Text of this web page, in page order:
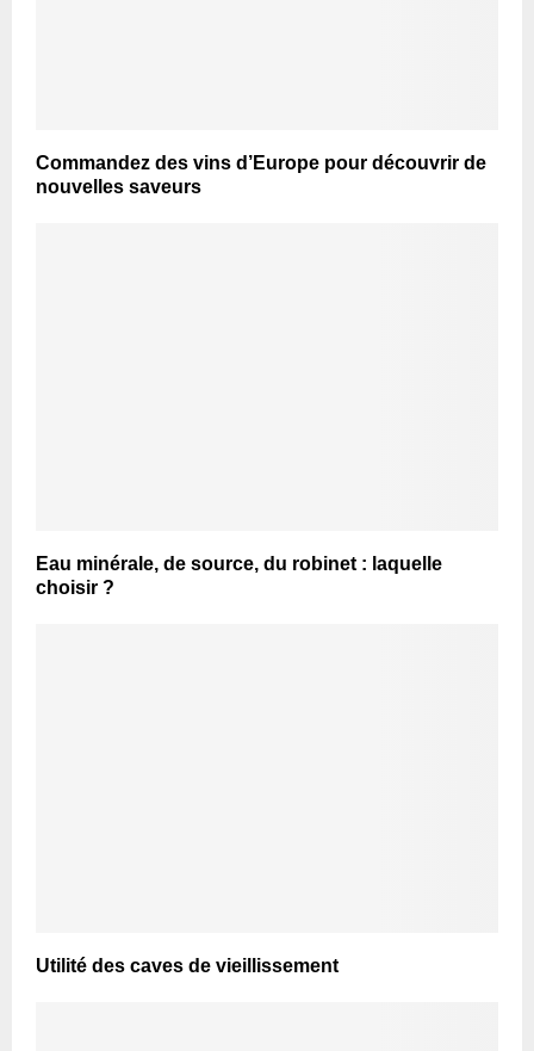
Commandez des vins d’Europe pour découvrir de
nouvelles saveurs
Eau minérale, de source, du robinet : laquelle
choisir ?
Utilité des caves de vieillissement